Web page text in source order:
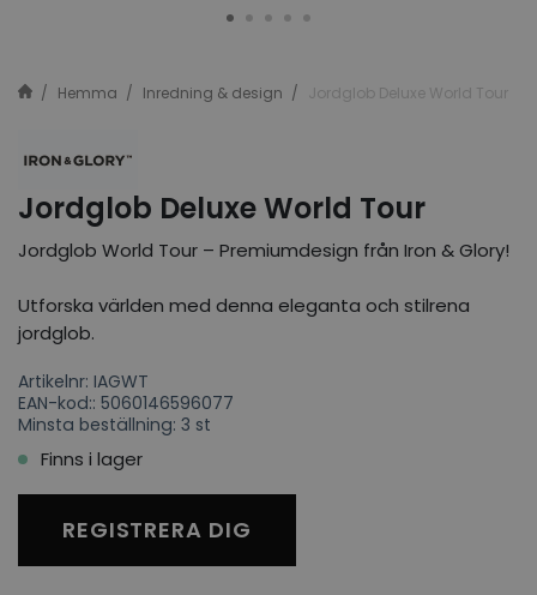
Hemma Inredning & design Jordglob Deluxe World Tour
Jordglob Deluxe World Tour
Jordglob World Tour – Premiumdesign från Iron & Glory!
Utforska världen med denna eleganta och stilrena
jordglob.
Artikelnr: IAGWT
EAN-kod:: 5060146596077
Minsta beställning: 3 st
Finns i lager
REGISTRERA DIG